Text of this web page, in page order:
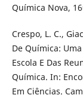
Química Nova,
Crespo, L. C.,
De Química:
Escola E Das
Química. In:
Em Ciências.